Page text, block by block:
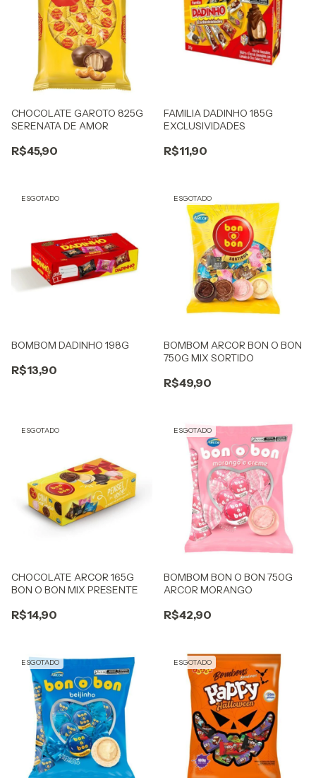
CHOCOLATE GAROTO 825G
SERENATA DE AMOR
R$45,90
FAMILIA DADINHO 185G
EXCLUSIVIDADES
R$11,90
ESGOTADO
BOMBOM DADINHO 198G
R$13,90
ESGOTADO
BOMBOM ARCOR BON O BON
750G MIX SORTIDO
R$49,90
ESGOTADO
CHOCOLATE ARCOR 165G
BON O BON MIX PRESENTE
R$14,90
ESGOTADO
BOMBOM BON O BON 750G
ARCOR MORANGO
R$42,90
ESGOTADO ESGOTADO